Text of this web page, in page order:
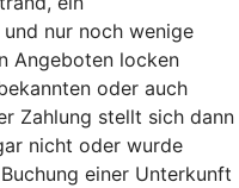
nur noch wenige
Angeboten locken
oder auch
Zahlung stellt sich dann
nicht oder wurde
einer Unterkunft